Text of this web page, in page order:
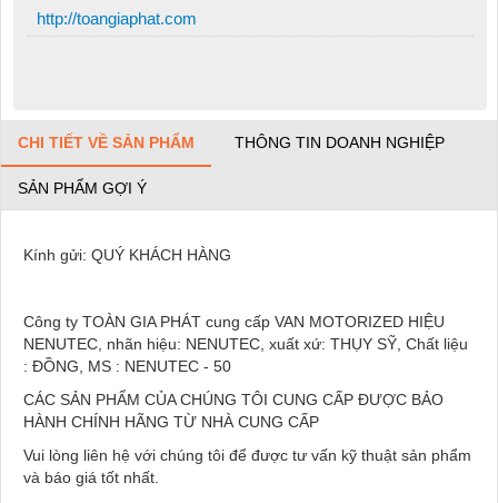
http://toangiaphat.com
CHI TIẾT VỀ SẢN PHẨM THÔNG TIN DOANH NGHIỆP
SẢN PHẨM GỢI Ý
Kính gửi: QUÝ KHÁCH HÀNG
Công ty TOÀN GIA PHÁT cung cấp VAN MOTORIZED HIỆU
NENUTEC, nhãn hiệu: NENUTEC, xuất xứ: THỤY SỸ, Chất liệu
: ĐỒNG, MS : NENUTEC - 50
CÁC SẢN PHẨM CỦA CHÚNG TÔI CUNG CẤP ĐƯỢC BẢO
HÀNH CHÍNH HÃNG TỪ NHÀ CUNG CẤP
Vui lòng liên hệ với chúng tôi để được tư vấn kỹ thuật sản phẩm
và báo giá tốt nhất.